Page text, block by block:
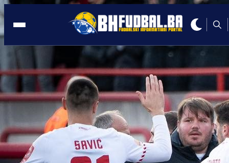
NJEMAČKA
22:54, 19.12.2021